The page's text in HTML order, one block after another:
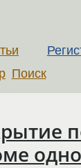
Поиск